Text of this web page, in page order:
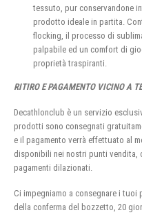
tessuto, pur conservandone
prodotto ideale in partita.
flocking, il processo di
palpabile ed un comfort di
proprietà traspiranti.
RITIRO E PAGAMENTO VICINO A
Decathlonclub è un servizio
prodotti sono consegnati
e il pagamento verrà effettuato al
disponibili nei nostri punti vendita,
pagamenti dilazionati.
Ci impegniamo a consegnare i
della conferma del bozzetto, 20